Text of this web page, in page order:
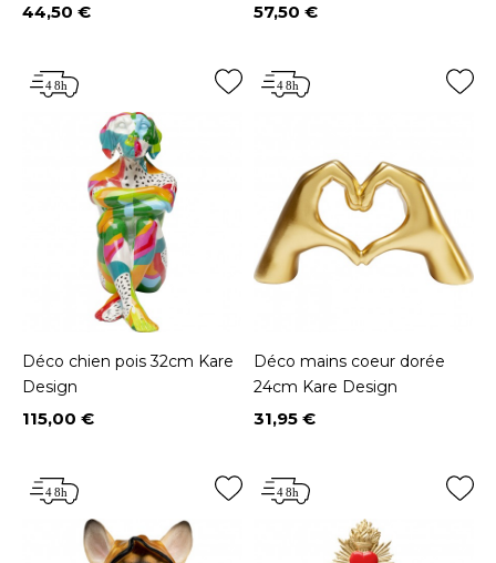
Prix
44,50 € Prix
57,50 €
Déco chien pois 32cm Kare
Design
Prix
115,00 €
Déco mains coeur dorée
24cm Kare Design
Prix
31,95 €